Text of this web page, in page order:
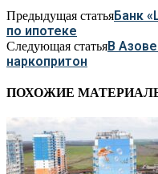
Предыдущая статьяБанк
по ипотеке
Следующая статьяВ
наркопритон
ПОХОЖИЕ